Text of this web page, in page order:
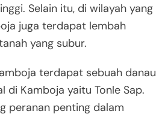
Selain itu, di wilayah yang
juga terdapat lembah
yang subur.
terdapat sebuah danau
di Kamboja yaitu Tonle Sap.
peranan penting dalam